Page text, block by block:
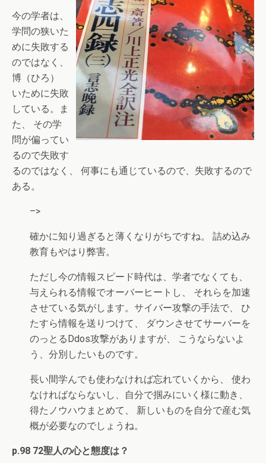
今の学者は、
学問の狭いた
めに失敗する
のではなく、
博（ひろ）
いために失敗
している。ま
た、 その学
問が偏ってい
るので失敗す
るのではなく、 何事にも通じているので、失敗するので
ある。
–>
確かに知り過ぎると薄くなりがちですね。 詰め込み
教育もやはり弊害。
ただし今の情報スピード時代は、学者でなくても、
与えられる情報でオーバーヒートし、 それらを加速
させている気がします。サイバー攻撃の手法で、 ひ
たすら情報を送りつけて、 ダウンさせてサーバーを
のっとるDdos攻撃がありますが、 こうならないよ
う、分別したいものです。
長い間学んでも使わなければ忘れていくから、 使わ
なければならないし、自分で掴みにいく様に動き、
得たノウハウまとめて、 新しいものを自分で産む気
概が必要なのでしょうね。
p.98 72聖人の心と態度は？